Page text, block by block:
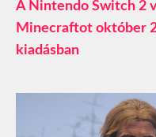
A Nintendo Switch 2
Minecraftot október
kiadásban